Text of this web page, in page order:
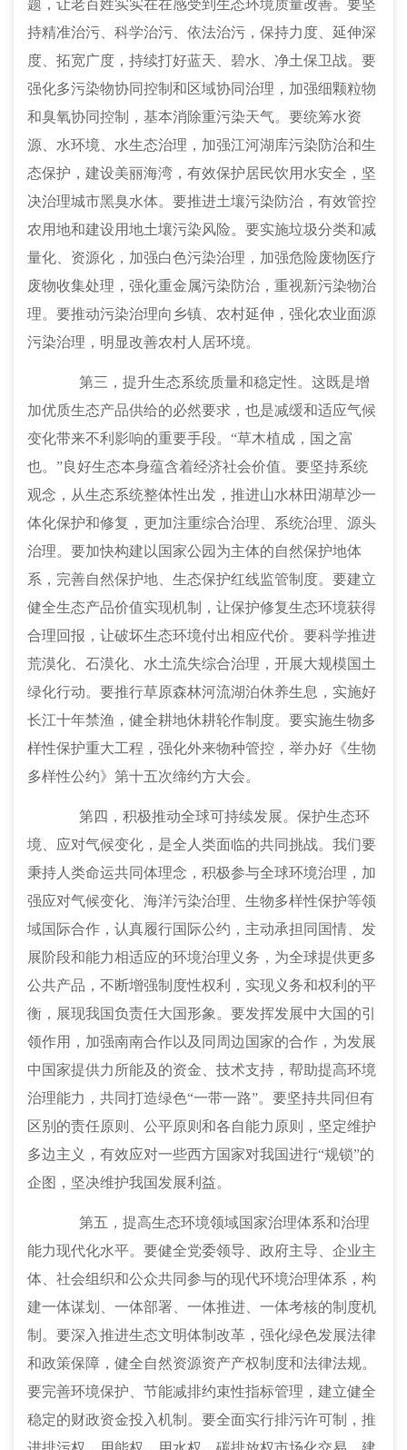
题，让老百姓实实在在感受到生态环境质量改善。要坚
持精准治污、科学治污、依法治污，保持力度、延伸深
度、拓宽广度，持续打好蓝天、碧水、净土保卫战。要
强化多污染物协同控制和区域协同治理，加强细颗粒物
和臭氧协同控制，基本消除重污染天气。要统筹水资
源、水环境、水生态治理，加强江河湖库污染防治和生
态保护，建设美丽海湾，有效保护居民饮用水安全，坚
决治理城市黑臭水体。要推进土壤污染防治，有效管控
农用地和建设用地土壤污染风险。要实施垃圾分类和减
量化、资源化，加强白色污染治理，加强危险废物医疗
废物收集处理，强化重金属污染防治，重视新污染物治
理。要推动污染治理向乡镇、农村延伸，强化农业面源
污染治理，明显改善农村人居环境。
第三，提升生态系统质量和稳定性。 这既是增
加优质生态产品供给的必然要求，也是减缓和适应气候
变化带来不利影响的重要手段。 “草木植成，国之富
也。”良好生态本身蕴含着经济社会价值。要坚持系统
观念，从生态系统整体性出发，推进山水林田湖草沙一
体化保护和修复，更加注重综合治理、系统治理、源头
治理。要加快构建以国家公园为主体的自然保护地体
系，完善自然保护地、生态保护红线监管制度。要建立
健全生态产品价值实现机制，让保护修复生态环境获得
合理回报，让破坏生态环境付出相应代价。要科学推进
荒漠化、石漠化、水土流失综合治理，开展大规模国土
绿化行动。要推行草原森林河流湖泊休养生息，实施好
长江十年禁渔，健全耕地休耕轮作制度。要实施生物多
样性保护重大工程，强化外来物种管控，举办好《生物
多样性公约》第十五次缔约方大会。
第四，积极推动全球可持续发展。 保护生态环
境、应对气候变化，是全人类面临的共同挑战。我们要
秉持人类命运共同体理念，积极参与全球环境治理，加
强应对气候变化、海洋污染治理、生物多样性保护等领
域国际合作，认真履行国际公约，主动承担同国情、发
展阶段和能力相适应的环境治理义务，为全球提供更多
公共产品，不断增强制度性权利，实现义务和权利的平
衡，展现我国负责任大国形象。要发挥发展中大国的引
领作用，加强南南合作以及同周边国家的合作，为发展
中国家提供力所能及的资金、技术支持，帮助提高环境
治理能力，共同打造绿色“一带一路”。要坚持共同但有
区别的责任原则、公平原则和各自能力原则，坚定维护
多边主义，有效应对一些西方国家对我国进行“规锁”的
企图，坚决维护我国发展利益。
第五，提高生态环境领域国家治理体系和治理
能力现代化水平。 要健全党委领导、政府主导、企业主
体、社会组织和公众共同参与的现代环境治理体系，构
建一体谋划、一体部署、一体推进、一体考核的制度机
制。要深入推进生态文明体制改革，强化绿色发展法律
和政策保障，健全自然资源资产产权制度和法律法规。
要完善环境保护、节能减排约束性指标管理，建立健全
稳定的财政资金投入机制。要全面实行排污许可制，推